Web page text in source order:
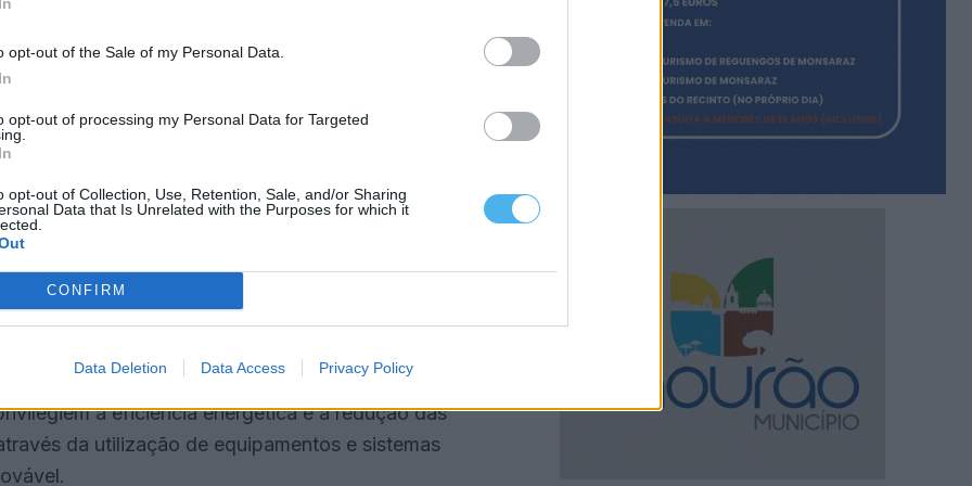
opt-out of the Sale of my Personal Data.
opt-out of processing my Personal Data for Targeted
opt-out of Collection, Use, Retention, Sale, and/or Sharing
Data that Is Unrelated with the Purposes for which it
CONFIRM
Data Deletion Data Access Privacy Policy
das unidades fotovoltaicas durante 24
incluído o fornecimento, instalação e
pelo mesmo período.
em terrenos da AgdA e deverão ser
destinada ao autoconsumo das
da rede elétrica e os custos energéticos
de água e saneamento.
energética
a eficiência energética e a redução das
da utilização de equipamentos e sistemas